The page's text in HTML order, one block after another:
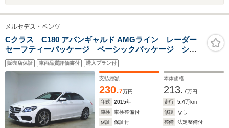
メルセデス・ベンツ
Cクラス C180 アバンギャルド AMGライン レーダー
セーフティーパッケージ ベーシックパッケージ シー
トヒーター パワーシート トランクスルー フロアマ
ット ナビ CD ミュージックサーバー 音楽プレーヤ
ー接続 Bluetooth接続 TV
販売店保証 車両品質評価書付 購入プラン付
支払総額
230.7万円
本体価格
213.7万円
年式
2015年 走行 5.4万km
車検
車検整備付 修復
なし
保証
保証付 整備
法定整備付